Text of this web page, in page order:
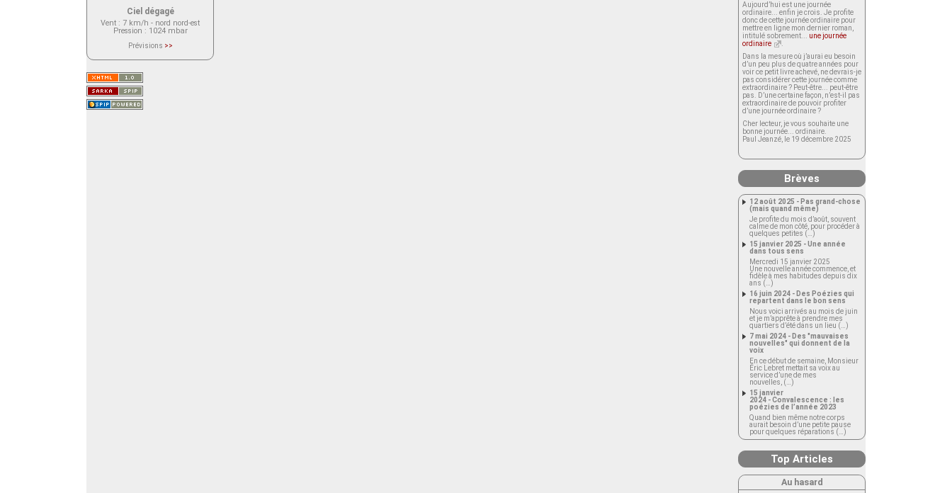
Ciel dégagé
Vent : 7 km/h - nord nord-est
Pression : 1024 mbar
Prévisions >>
actuellement aucune prévision
Saint-Nom.
Veuillez consulter le message du
service ci-dessous.
(401 - Invalid API key. Please see
https://openweathermap.org/faq#error401
Aujourd’hui est une journée
ordinaire... enfin je crois. Je profite
donc de cette journée ordinaire pour
mettre en ligne mon dernier roman,
intitulé sobrement... une journée
ordinaire
Dans la mesure où j’aurai eu besoin
d’un peu plus de quatre années pour
voir ce petit livre achevé, ne devrais-je
pas considérer cette journée comme
extraordinaire ? Peut-être... peut-être
pas. D’une certaine façon, n’est-il pas
extraordinaire de pouvoir profiter
d’une journée ordinaire ?
Cher lecteur, je vous souhaite une
bonne journée... ordinaire.
Paul Jeanzé, le 19 décembre 2025
Brèves
12 août 2025 - Pas grand-chose
(mais quand même)
Je profite du mois d’août, souvent
calme de mon côté, pour procéder à
quelques petites (…)
15 janvier 2025 - Une année
dans tous sens
Mercredi 15 janvier 2025
Une nouvelle année commence, et
fidèle à mes habitudes depuis dix
ans (…)
16 juin 2024 - Des Poézies qui
repartent dans le bon sens
Nous voici arrivés au mois de juin
et je m’apprête à prendre mes
quartiers d’été dans un lieu (…)
7 mai 2024 - Des "mauvaises
nouvelles" qui donnent de la
voix
En ce début de semaine, Monsieur
Éric Lebret mettait sa voix au
service d’une de mes
nouvelles, (…)
15 janvier
2024 - Convalescence : les
poézies de l’année 2023
Quand bien même notre corps
aurait besoin d’une petite pause
pour quelques réparations (…)
Top Articles
Au hasard